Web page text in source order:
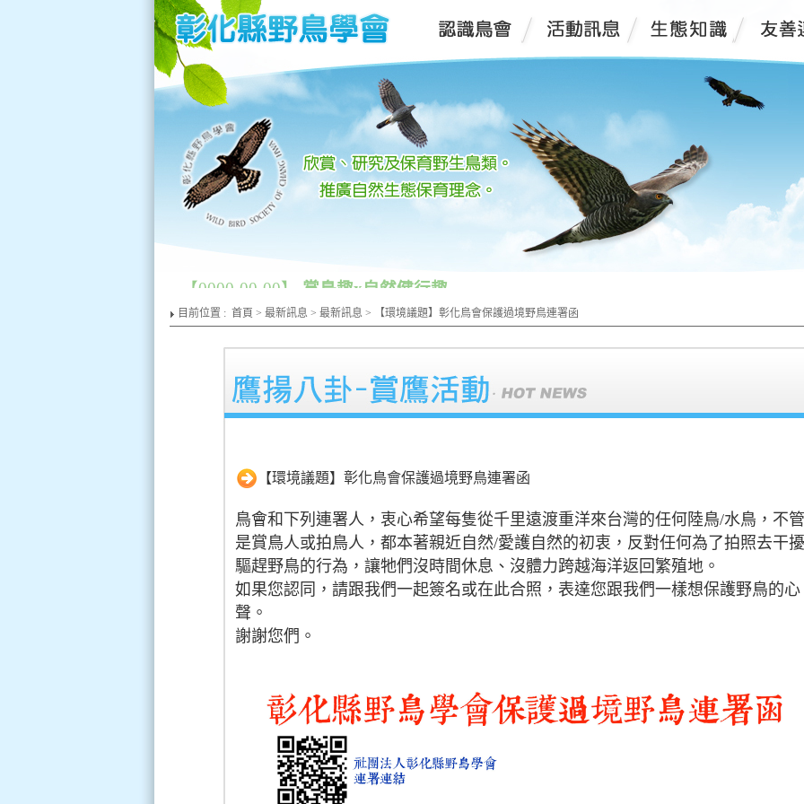
【0000-00-00】 賞鳥趣x自然健行趣
目前位置 : 首頁 > 最新訊息 > 最新訊息 > 【環境議題】彰化鳥會保護過境野鳥連署函
【環境議題】彰化鳥會保護過境野鳥連署函
鳥會和下列連署人，衷心希望每隻從千里遠渡重洋來台灣的任何陸鳥/水鳥，不管
是賞鳥人或拍鳥人，都本著親近自然/愛護自然的初衷，反對任何為了拍照去干
驅趕野鳥的行為，讓牠們沒時間休息、沒體力跨越海洋返回繁殖地。
如果您認同，請跟我們一起簽名或在此合照，表達您跟我們一樣想保護野鳥的心
聲。
謝謝您們。